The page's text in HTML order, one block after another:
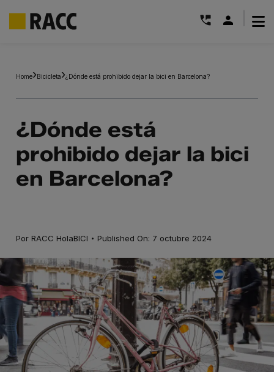
contenido
Home Bicicleta ¿Dónde está prohibido dejar la bici en Barcelona?
¿Dónde está
prohibido dejar la bici
en Barcelona?
Por RACC HolaBICI · Published On: 7 octubre 2024